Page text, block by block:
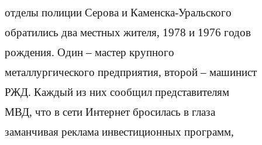
отделы полиции Серова и Каменска-Уральского
обратились два местных жителя, 1978 и 1976 годов
рождения. Один – мастер крупного
металлургического предприятия, второй – машинист
РЖД. Каждый из них сообщил представителям
МВД, что в сети Интернет бросилась в глаза
заманчивая реклама инвестиционных программ,